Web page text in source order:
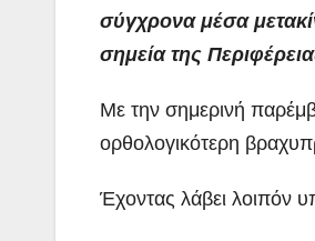
σύγχρονα μέσα
σημεία της
Με την σημερινή
ορθολογικότερη
Έχοντας λάβει λοιπόν